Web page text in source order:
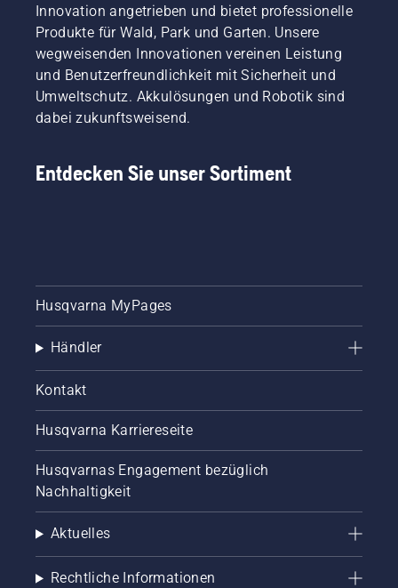
Innovation angetrieben und bietet professionelle
Produkte für Wald, Park und Garten. Unsere
wegweisenden Innovationen vereinen Leistung
und Benutzerfreundlichkeit mit Sicherheit und
Umweltschutz. Akkulösungen und Robotik sind
dabei zukunftsweisend.
Entdecken Sie unser Sortiment
Husqvarna MyPages
Händler
Kontakt
Husqvarna Karriereseite
Husqvarnas Engagement bezüglich
Nachhaltigkeit
Aktuelles
Rechtliche Informationen